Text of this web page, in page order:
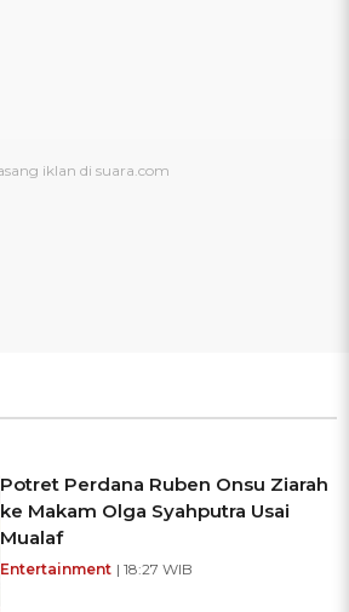
Potret Perdana Ruben Onsu Ziarah
ke Makam Olga Syahputra Usai
Mualaf
Entertainment | 18:27 WIB